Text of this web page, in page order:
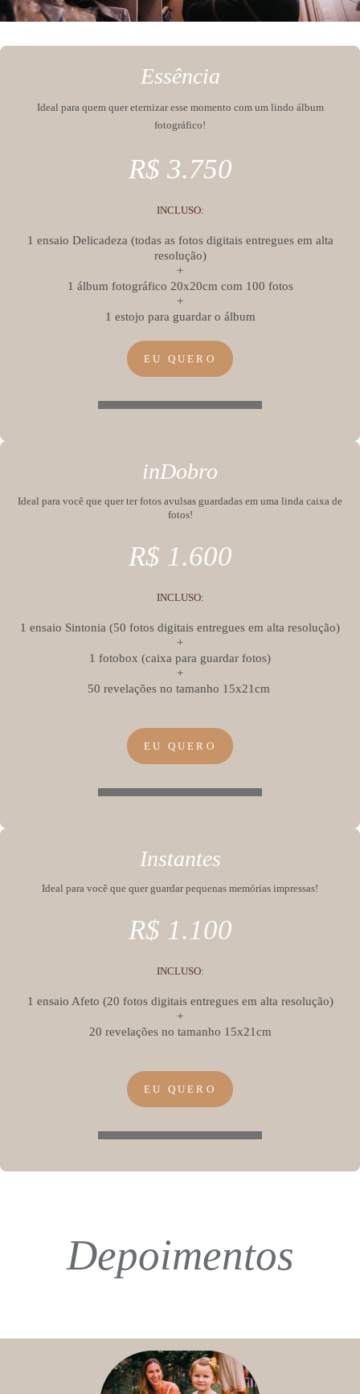
Essência
Ideal para quem quer eternizar esse momento com um lindo álbum
fotográfico!
R$ 3.750
INCLUSO:
1 ensaio Delicadeza (todas as fotos digitais entregues em alta
resolução)
+
1 álbum fotográfico 20x20cm com 100 fotos
+
1 estojo para guardar o álbum
EU QUERO
inDobro
Ideal para você que quer ter fotos avulsas guardadas em uma linda caixa de
fotos!
R$ 1.600
INCLUSO:
1 ensaio Sintonia (50 fotos digitais entregues em alta resolução)
+
1 fotobox (caixa para guardar fotos)
+
50 revelações no tamanho 15x21cm
EU QUERO
Instantes
Ideal para você que quer guardar pequenas memórias impressas!
R$ 1.100
INCLUSO:
1 ensaio Afeto (20 fotos digitais entregues em alta resolução)
+
20 revelações no tamanho 15x21cm
EU QUERO
Depoimentos